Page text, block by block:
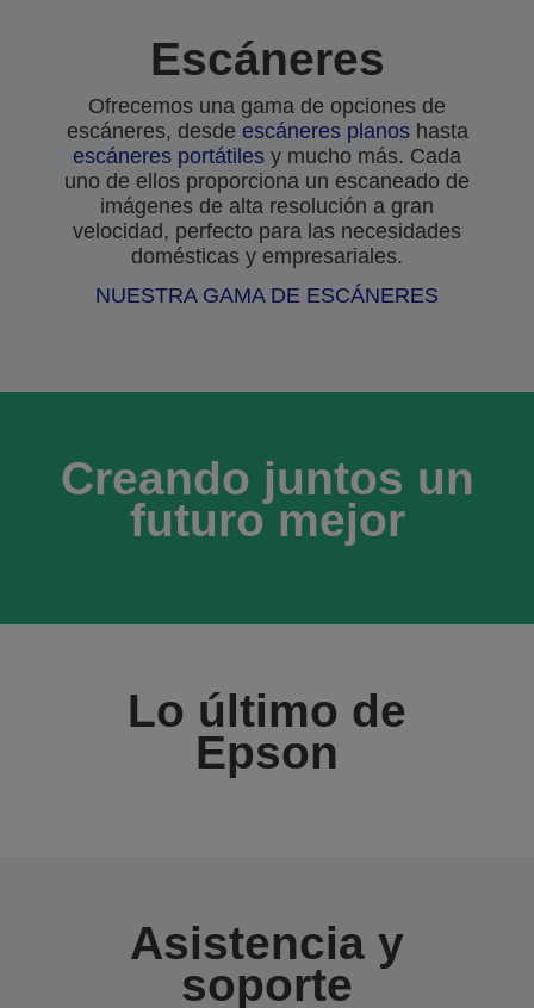
Escáneres
Ofrecemos una gama de opciones de
escáneres, desde escáneres planoshasta
escáneres portátiles y mucho más. Cada
uno de ellos proporciona un escaneado de
imágenes de alta resolución a gran
velocidad, perfecto para las necesidades
domésticas y empresariales.
NUESTRA GAMA DE ESCÁNERES
Creando juntos un
futuro mejor
Lo último de
Epson
Asistencia y
soporte